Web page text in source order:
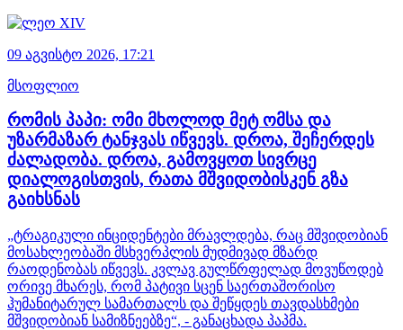
09 აგვისტო 2026, 17:21
მსოფლიო
რომის პაპი: ომი მხოლოდ მეტ ომსა და
უზარმაზარ ტანჯვას იწვევს. დროა, შეჩერდეს
ძალადობა. დროა, გამოვყოთ სივრცე
დიალოგისთვის, რათა მშვიდობისკენ გზა
გაიხსნას
„ტრაგიკული ინციდენტები მრავლდება, რაც მშვიდობიან
მოსახლეობაში მსხვერპლის მუდმივად მზარდ
რაოდენობას იწვევს. კვლავ გულწრფელად მოვუწოდებ
ორივე მხარეს, რომ პატივი სცენ საერთაშორისო
ჰუმანიტარულ სამართალს და შეწყდეს თავდასხმები
მშვიდობიან სამიზნეებზე“, - განაცხადა პაპმა.